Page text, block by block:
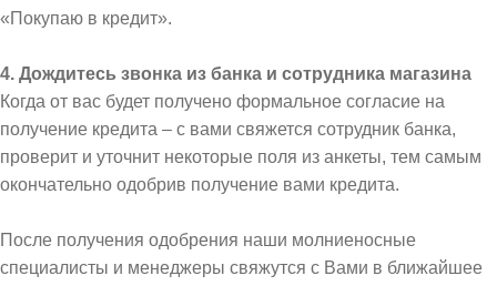
«Покупаю в кредит».
4. Дождитесь звонка из банка и сотрудника магазина
Когда от вас будет получено формальное согласие на
получение кредита – с вами свяжется сотрудник банка,
проверит и уточнит некоторые поля из анкеты, тем самым
окончательно одобрив получение вами кредита.
После получения одобрения наши молниеносные
специалисты и менеджеры свяжутся с Вами в ближайшее